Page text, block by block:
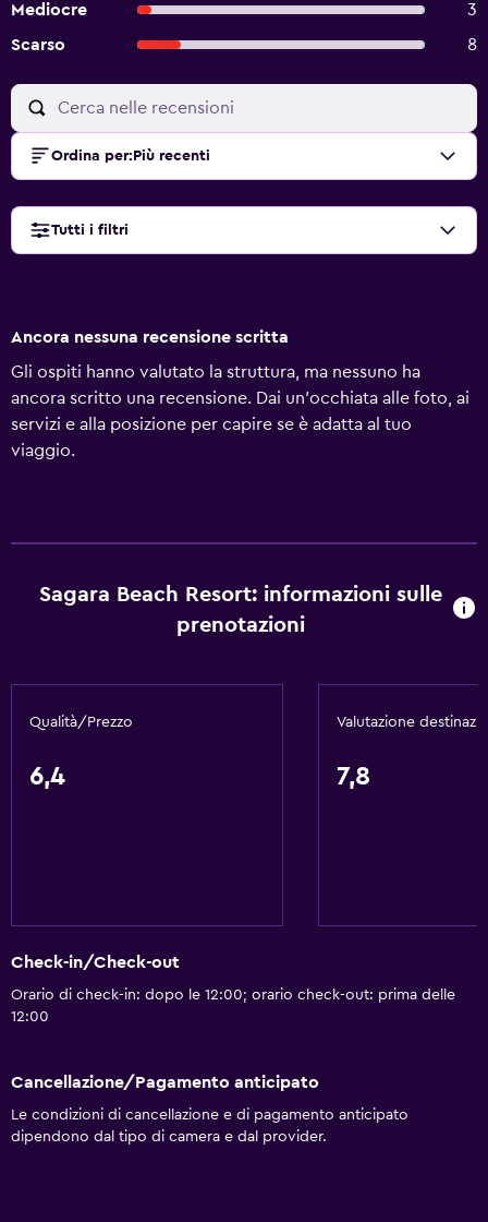
Mediocre
3
Scarso
8
Ordina per: Più recenti
Tutti i filtri
Ancora nessuna recensione scritta
Gli ospiti hanno valutato la struttura, ma nessuno ha
ancora scritto una recensione. Dai un'occhiata alle foto, ai
servizi e alla posizione per capire se è adatta al tuo
viaggio.
Sagara Beach Resort: informazioni sulle
prenotazioni
Qualità/Prezzo
6,4
Valutazione
7,8
Check-in/Check-out
Orario di check-in: dopo le 12:00; orario check-out: prima delle
12:00
Cancellazione/Pagamento anticipato
Le condizioni di cancellazione e di pagamento anticipato
dipendono dal tipo di camera e dal provider.